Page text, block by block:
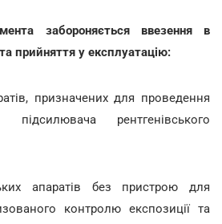
забороняється ввезення в
прийняття у експлуатацію:
призначених для проведення
підсилювача рентгенівського
апаратів без пристрою для
контролю експозиції та